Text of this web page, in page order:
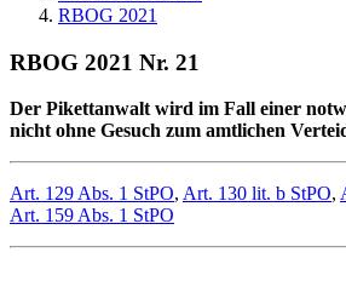
RBOG 2021
RBOG 2021 Nr. 21
Der Pikettanwalt wird im Fall einer
nicht ohne Gesuch zum amtlichen
Art. 129 Abs. 1 StPO, Art. 130 lit. b StPO,
Art. 159 Abs. 1 StPO